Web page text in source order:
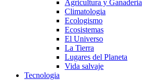
Agricultura y Ganaderia
Climatologia
Ecologismo
Ecosistemas
El Universo
La Tierra
Lugares del Planeta
Vida salvaje
Tecnologia